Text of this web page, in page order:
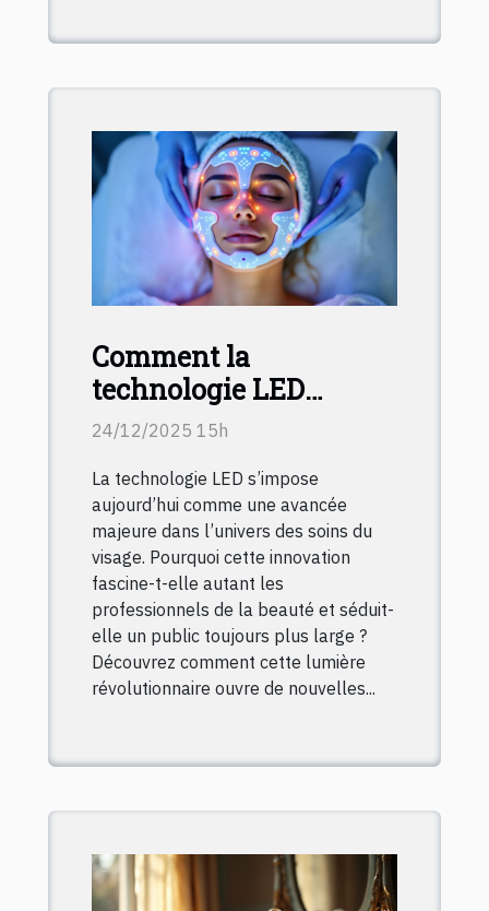
Comment la
technologie LED
transforme-t-elle les
24/12/2025 15h
La technologie LED s’impose
aujourd’hui comme une avancée
majeure dans l’univers des soins du
visage. Pourquoi cette innovation
fascine-t-elle autant les
professionnels de la beauté et séduit-
elle un public toujours plus large ?
Découvrez comment cette lumière
révolutionnaire ouvre de nouvelles...